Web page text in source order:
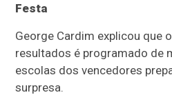
Festa
George Cardim explicou que
resultados é programado de
escolas dos vencedores
surpresa.